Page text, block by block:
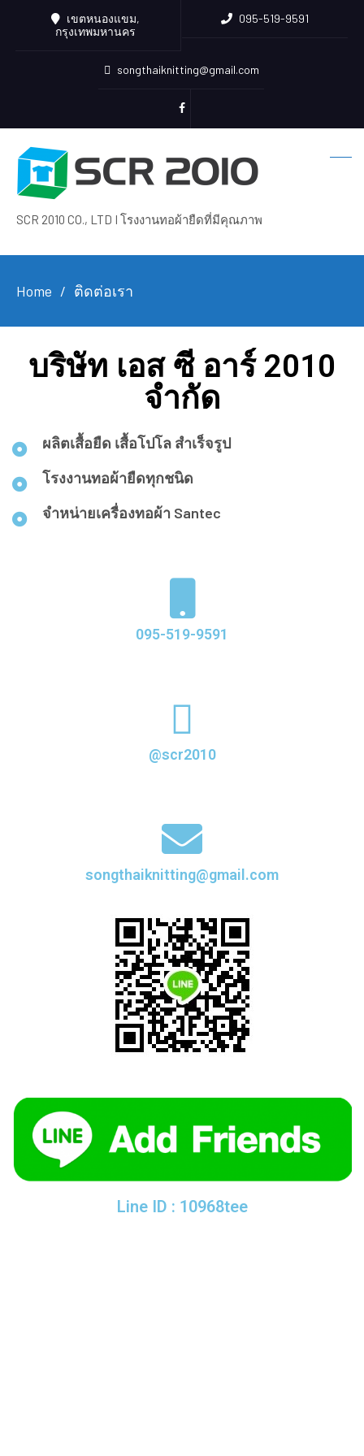
เขตหนองแขม,
กรุงเทพมหานคร
095-519-9591
songthaiknitting@gmail.com
SCR 2010 CO., LTD I โรงงานทอผ้ายืดที่มีคุณภาพ
Home ติดต่อเรา
บริษัท เอส ซี อาร์ 2010
จำกัด
ผลิตเสื้อยืด เสื้อโปโล สำเร็จรูป
โรงงานทอผ้ายืดทุกชนิด
จำหน่ายเครื่องทอผ้า Santec​
095-519-9591
@scr2010
songthaiknitting@gmail.com
Line ID : 10968tee